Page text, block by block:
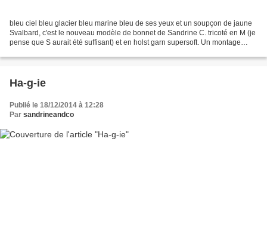
bleu ciel bleu glacier bleu marine bleu de ses yeux et un soupçon de jaune
Svalbard, c'est le nouveau modèle de bonnet de Sandrine C. tricoté en M (je
pense que S aurait été suffisant) et en holst garn supersoft. Un montage
Ha-g-ie
Publié le 18/12/2014 à 12:28
Par sandrineandco